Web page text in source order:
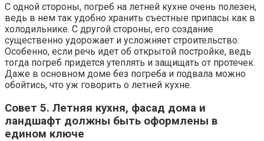
С одной стороны, погреб на летней кухне очень полезен,
ведь в нем так удобно хранить съестные припасы как в
холодильнике. С другой стороны, его создание
существенно удорожает и усложняет строительство.
Особенно, если речь идет об открытой постройке, ведь
тогда погреб придется утеплять и защищать от протечек.
Даже в основном доме без погреба и подвала можно
обойтись, что уж говорить о летней кухне.
Совет 5. Летняя кухня, фасад дома и
ландшафт должны быть оформлены в
едином ключе